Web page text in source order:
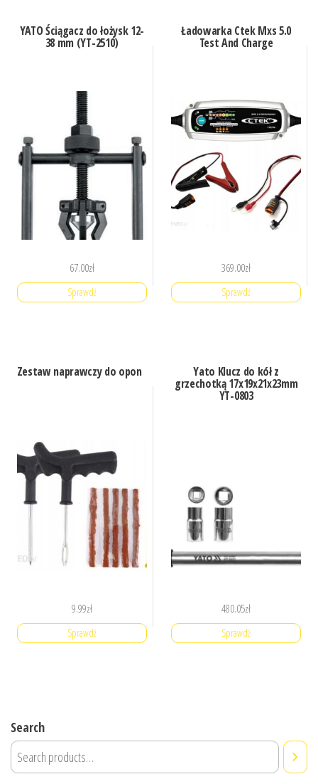
YATO Ściągacz do łożysk 12-
38 mm (YT-2510)
67.00zł
Sprawdź
Ładowarka Ctek Mxs 5.0
Test And Charge
369.00zł
Sprawdź
Zestaw naprawczy do opon
9.99zł
Sprawdź
Yato Klucz do kół z
grzechotką 17x19x21x23mm
YT-0803
480.05zł
Sprawdź
Search